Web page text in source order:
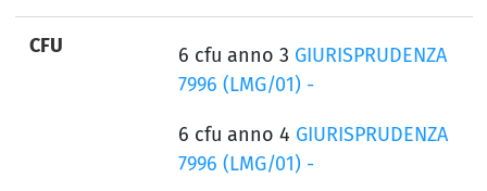
CFU 6 cfu anno 3 GIURISPRUDENZA
7996 (LMG/01) -
6 cfu anno 4 GIURISPRUDENZA
7996 (LMG/01) -